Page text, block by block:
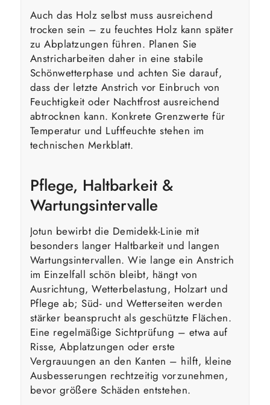
Auch das Holz selbst muss ausreichend
trocken sein – zu feuchtes Holz kann später
zu Abplatzungen führen. Planen Sie
Anstricharbeiten daher in eine stabile
Schönwetterphase und achten Sie darauf,
dass der letzte Anstrich vor Einbruch von
Feuchtigkeit oder Nachtfrost ausreichend
abtrocknen kann. Konkrete Grenzwerte für
Temperatur und Luftfeuchte stehen im
technischen Merkblatt.
Pflege, Haltbarkeit &
Wartungsintervalle
Jotun bewirbt die Demidekk-Linie mit
besonders langer Haltbarkeit und langen
Wartungsintervallen. Wie lange ein Anstrich
im Einzelfall schön bleibt, hängt von
Ausrichtung, Wetterbelastung, Holzart und
Pflege ab; Süd- und Wetterseiten werden
stärker beansprucht als geschützte Flächen.
Eine regelmäßige Sichtprüfung – etwa auf
Risse, Abplatzungen oder erste
Vergrauungen an den Kanten – hilft, kleine
Ausbesserungen rechtzeitig vorzunehmen,
bevor größere Schäden entstehen.